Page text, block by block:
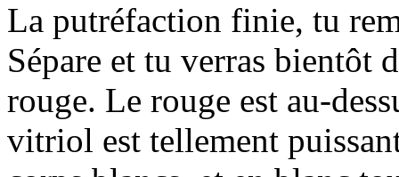
La putréfaction finie, tu
Sépare et tu verras bientôt
rouge. Le rouge est au-
vitriol est tellement